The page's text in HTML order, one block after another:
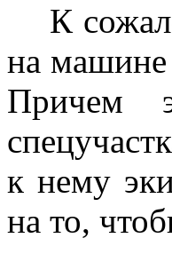
К
на машине
Причем
к нему
на то,